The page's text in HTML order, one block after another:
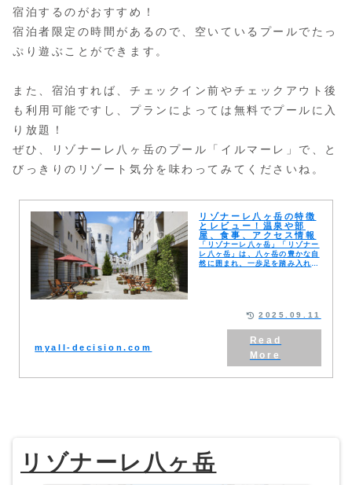
宿泊するのがおすすめ！
宿泊者限定の時間があるので、空いているプールでたっ
ぷり遊ぶことができます。
また、宿泊すれば、チェックイン前やチェックアウト後
も利用可能ですし、プランによっては無料でプールに入
り放題！
ぜひ、リゾナーレ八ヶ岳のプール「イルマーレ」で、と
びっきりのリゾート気分を味わってみてくださいね。
リゾナーレ八ヶ岳の特徴
とレビュー！温泉や部
屋、食事、アクセス情報
「リゾナーレ八ヶ岳」「リゾナー
レ八ヶ岳」は、八ヶ岳の豊かな自
然に囲まれ、一歩足を踏み入れた
myall-decision.com
2025.09.11
リゾナーレ八ヶ岳